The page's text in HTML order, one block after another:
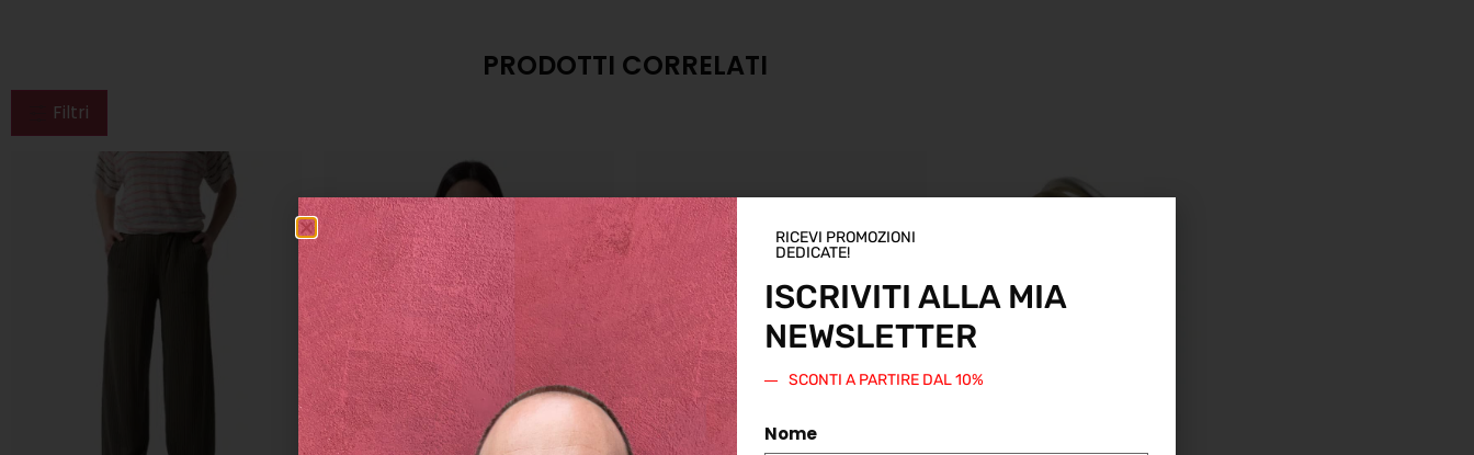
PRODOTTI CORRELATI
Filtri
RICEVI PROMOZIONI
DEDICATE!
ISCRIVITI ALLA MIA
NEWSLETTER
SCONTI A PARTIRE DAL 10%
Nome